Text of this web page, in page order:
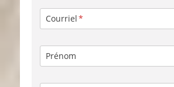
Courriel
Prénom